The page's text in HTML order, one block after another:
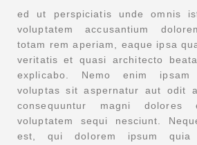
ed ut perspiciatis unde omnis
voluptatem accusantium
totam rem aperiam, eaque ipsa
veritatis et quasi architecto
explicabo. Nemo enim ipsam
voluptas sit aspernatur aut odit
consequuntur magni
voluptatem sequi nesciunt.
est, qui dolorem ipsum